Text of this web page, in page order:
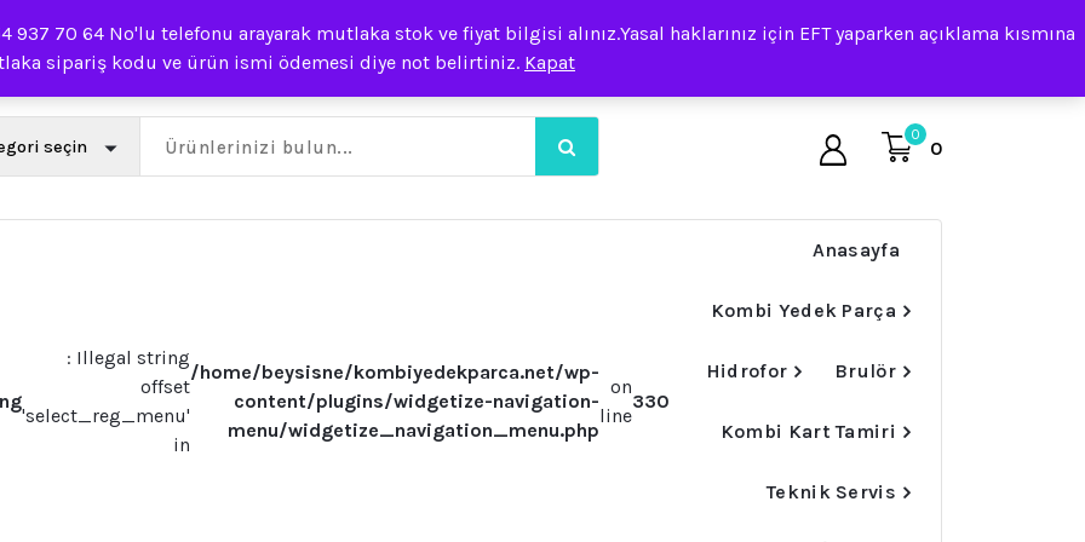
70 64 No'lu telefonu arayarak mutlaka stok ve fiyat bilgisi alınız.Yasal haklarınız için EFT yaparken açıklama kısmına
sipariş kodu ve ürün ismi ödemesi diye not belirtiniz. Kapat
0
0
: Illegal string
offset
'select_reg_menu'
in
/home/beysisne/kombiyedekparca.net/wp-
content/plugins/widgetize-navigation-
menu/widgetize_navigation_menu.php
on
line
330
Anasayfa
Kombi Yedek Parça
Hidrofor Brulör
Kombi Kart Tamiri
Teknik Servis